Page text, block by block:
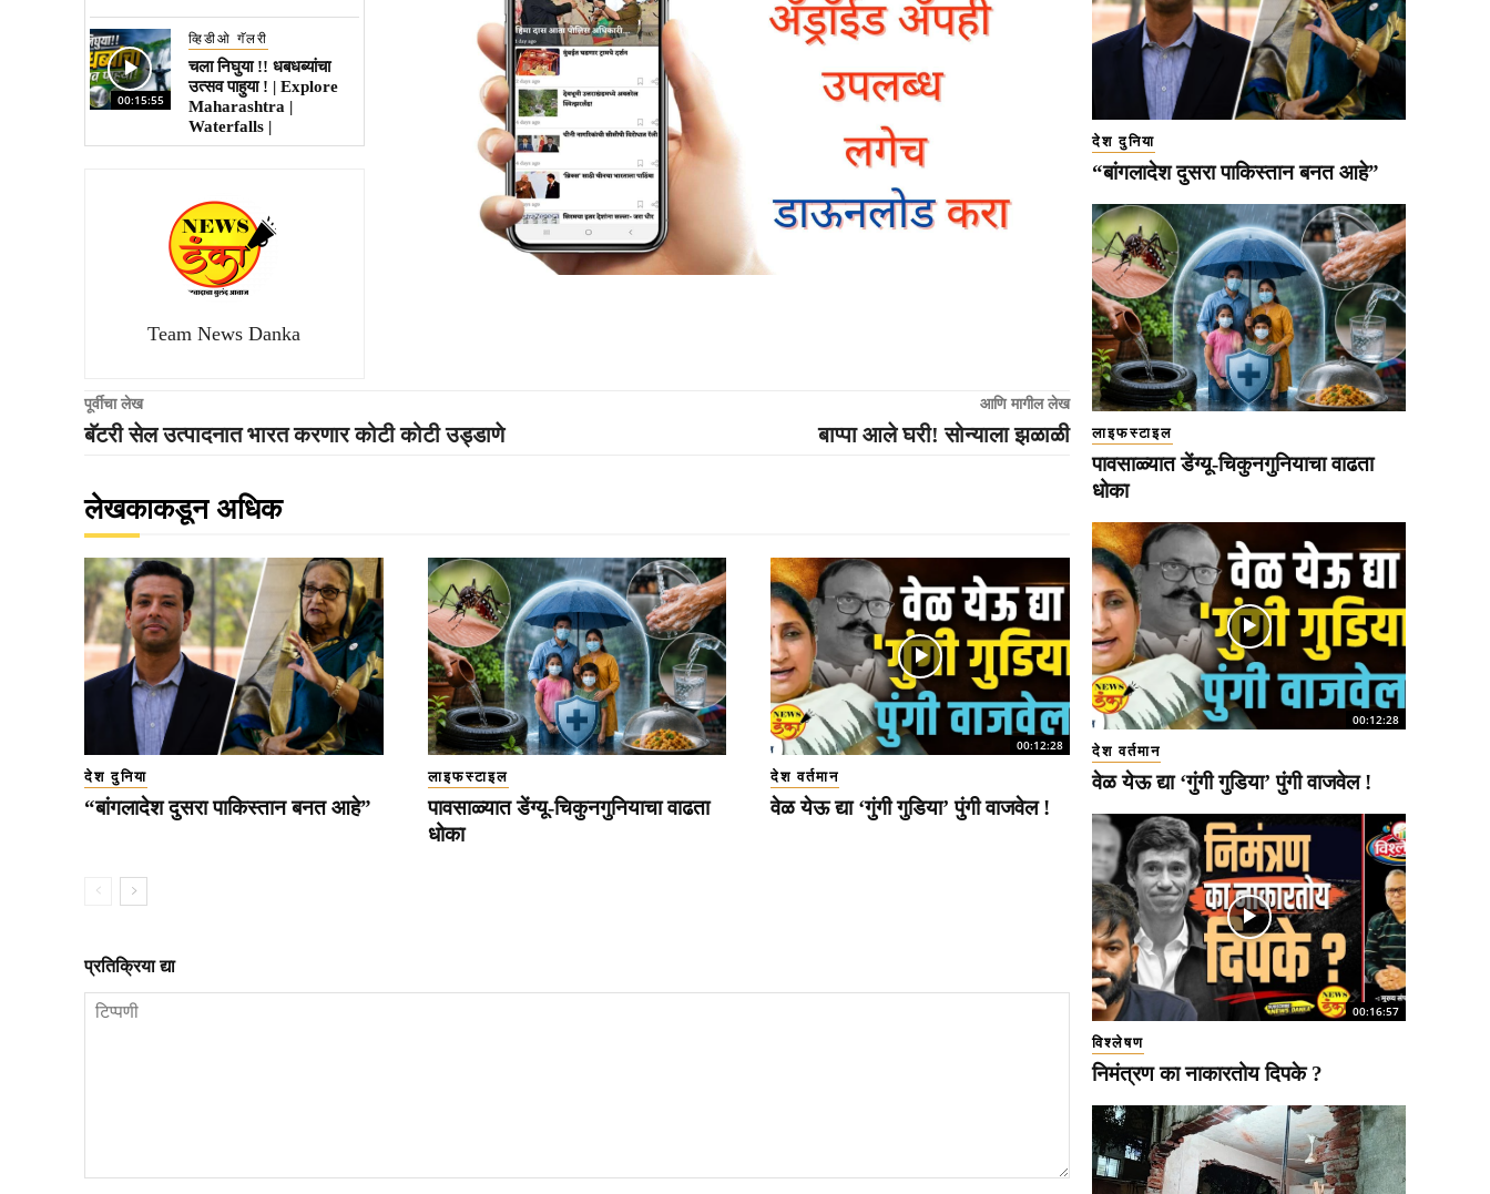
00:15:55
व्हिडीओ गॅलरी
चला निघुया !! धबधब्यांचा
उत्सव पाहुया ! | Explore
Maharashtra |
Waterfalls |
Team News Danka
पूर्वीचा लेख
बॅटरी सेल उत्पादनात भारत करणार कोटी कोटी उड्डाणे
आणि मागील लेख
बाप्पा आले घरी! सोन्याला झळाळी
लेखकाकडून अधिक
देश दुनिया
“बांगलादेश दुसरा पाकिस्तान बनत आहे”
लाइफस्टाइल
पावसाळ्यात डेंग्यू-चिकुनगुनियाचा वाढता
धोका
00:12:28
देश वर्तमान
वेळ येऊ द्या ‘गुंगी गुडिया’ पुंगी वाजवेल !
प्रतिक्रिया द्या
देश दुनिया
“बांगलादेश दुसरा पाकिस्तान बनत आहे”
लाइफस्टाइल
पावसाळ्यात डेंग्यू-चिकुनगुनियाचा वाढता
धोका
00:12:28
देश वर्तमान
वेळ येऊ द्या ‘गुंगी गुडिया’ पुंगी वाजवेल !
00:16:57
विश्लेषण
निमंत्रण का नाकारतोय दिपके ?